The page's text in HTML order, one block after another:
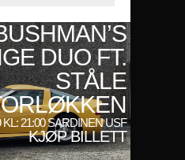
DUO FT.
STÅLE
21:00 SARDINEN USF
KJØP BILLETT